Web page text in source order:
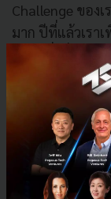
Challenge ของเ
มาก ปีที่แล้วเรา
อย่าง ซึ่งนั่นก็เป็
อัปเดตข่าวสาร
มากมายนี้ได้อย่า
Innovation เพ
ด้วยความเร็ว
ความรู้ใหม่ๆ อย่
เรื่องสำคัญมาก